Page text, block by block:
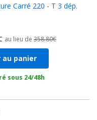
Carré 220 - T 3 dép.
au lieu de 358.80€
panier
sous 24/48h